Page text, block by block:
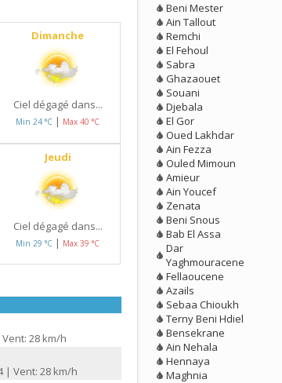
Dimanche
Ciel dégagé dans...
Min 24 °C | Max 40 °C
Jeudi
Ciel dégagé dans...
Min 29 °C | Max 39 °C
28 km/h
| Vent: 28 km/h
Beni Mester
Ain Tallout
Remchi
El Fehoul
Sabra
Ghazaouet
Souani
Djebala
El Gor
Oued Lakhdar
Ain Fezza
Ouled Mimoun
Amieur
Ain Youcef
Zenata
Beni Snous
Bab El Assa
Dar
Yaghmouracene
Fellaoucene
Azails
Sebaa Chioukh
Terny Beni Hdiel
Bensekrane
Ain Nehala
Hennaya
Maghnia